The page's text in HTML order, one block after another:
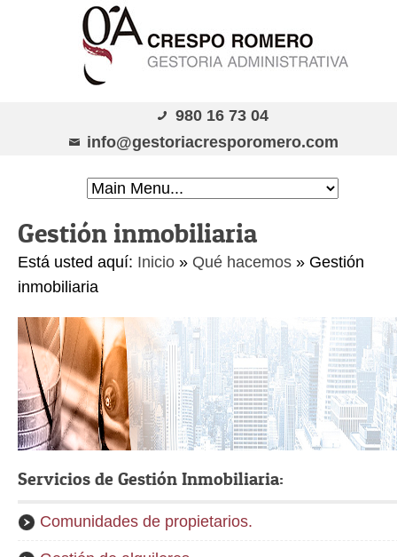
980 16 73 04
info@gestoriacresporomero.com
Gestión inmobiliaria
Está usted aquí: Inicio » Qué hacemos » Gestión
inmobiliaria
Servicios de Gestión Inmobiliaria:
Comunidades de propietarios.